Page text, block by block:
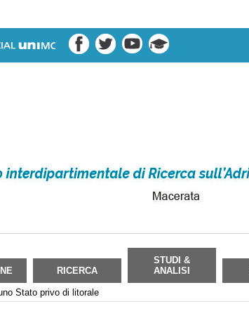
RICERCA
STUDI &
ANALISI
Stato privo di litorale